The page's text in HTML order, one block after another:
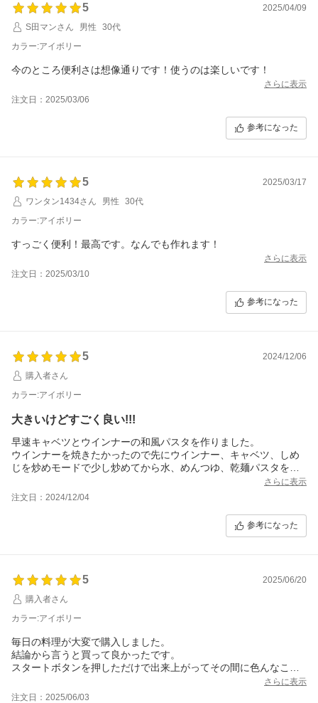
5
2025/04/09
S田マンさん
男性
30代
カラー:アイボリー
今のところ便利さは想像通りです！使うのは楽しいです！
さらに表示
注文日：2025/03/06
参考になった
5
2025/03/17
ワンタン1434さん
男性
30代
カラー:アイボリー
すっごく便利！最高です。なんでも作れます！
さらに表示
注文日：2025/03/10
参考になった
5
2024/12/06
購入者さん
カラー:アイボリー
大きいけどすごく良い!!!
早速キャベツとウインナーの和風パスタを作りました。
ウインナーを焼きたかったので先にウインナー、キャベツ、しめ
じを炒めモードで少し炒めてから水、めんつゆ、乾麺パスタを投
レシピブックにあるコースを選んで放置。
子どもたちももちもちで美味しい！！と大絶賛でした。吹きこぼ
れる心配もなく本当に放置(笑)もっと早く買っておけばよかっ
さらに表示
注文日：2024/12/04
参考になった
5
2025/06/20
購入者さん
カラー:アイボリー
毎日の料理が大変で購入しました。
結論から言うと買って良かったです。
スタートボタンを押しただけで出来上がってその間に色んなこと
が出来る。色んなものを作っても家族は美味しいと絶賛していま
した。
さらに表示
注文日：2025/06/03